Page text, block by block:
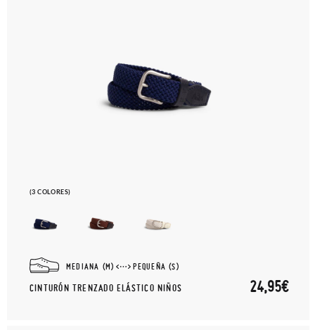
(3 COLORES)
MEDIANA (M) PEQUEÑA (S)
CINTURÓN TRENZADO ELÁSTICO NIÑOS 24,95€